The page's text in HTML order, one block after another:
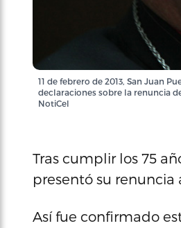
11 de febrero de 2013, San Juan
declaraciones sobre la renuncia
NotiCel
Tras cumplir los 75
presentó su renuncia
Así fue confirmado